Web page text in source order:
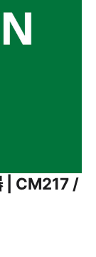
| CM217 /